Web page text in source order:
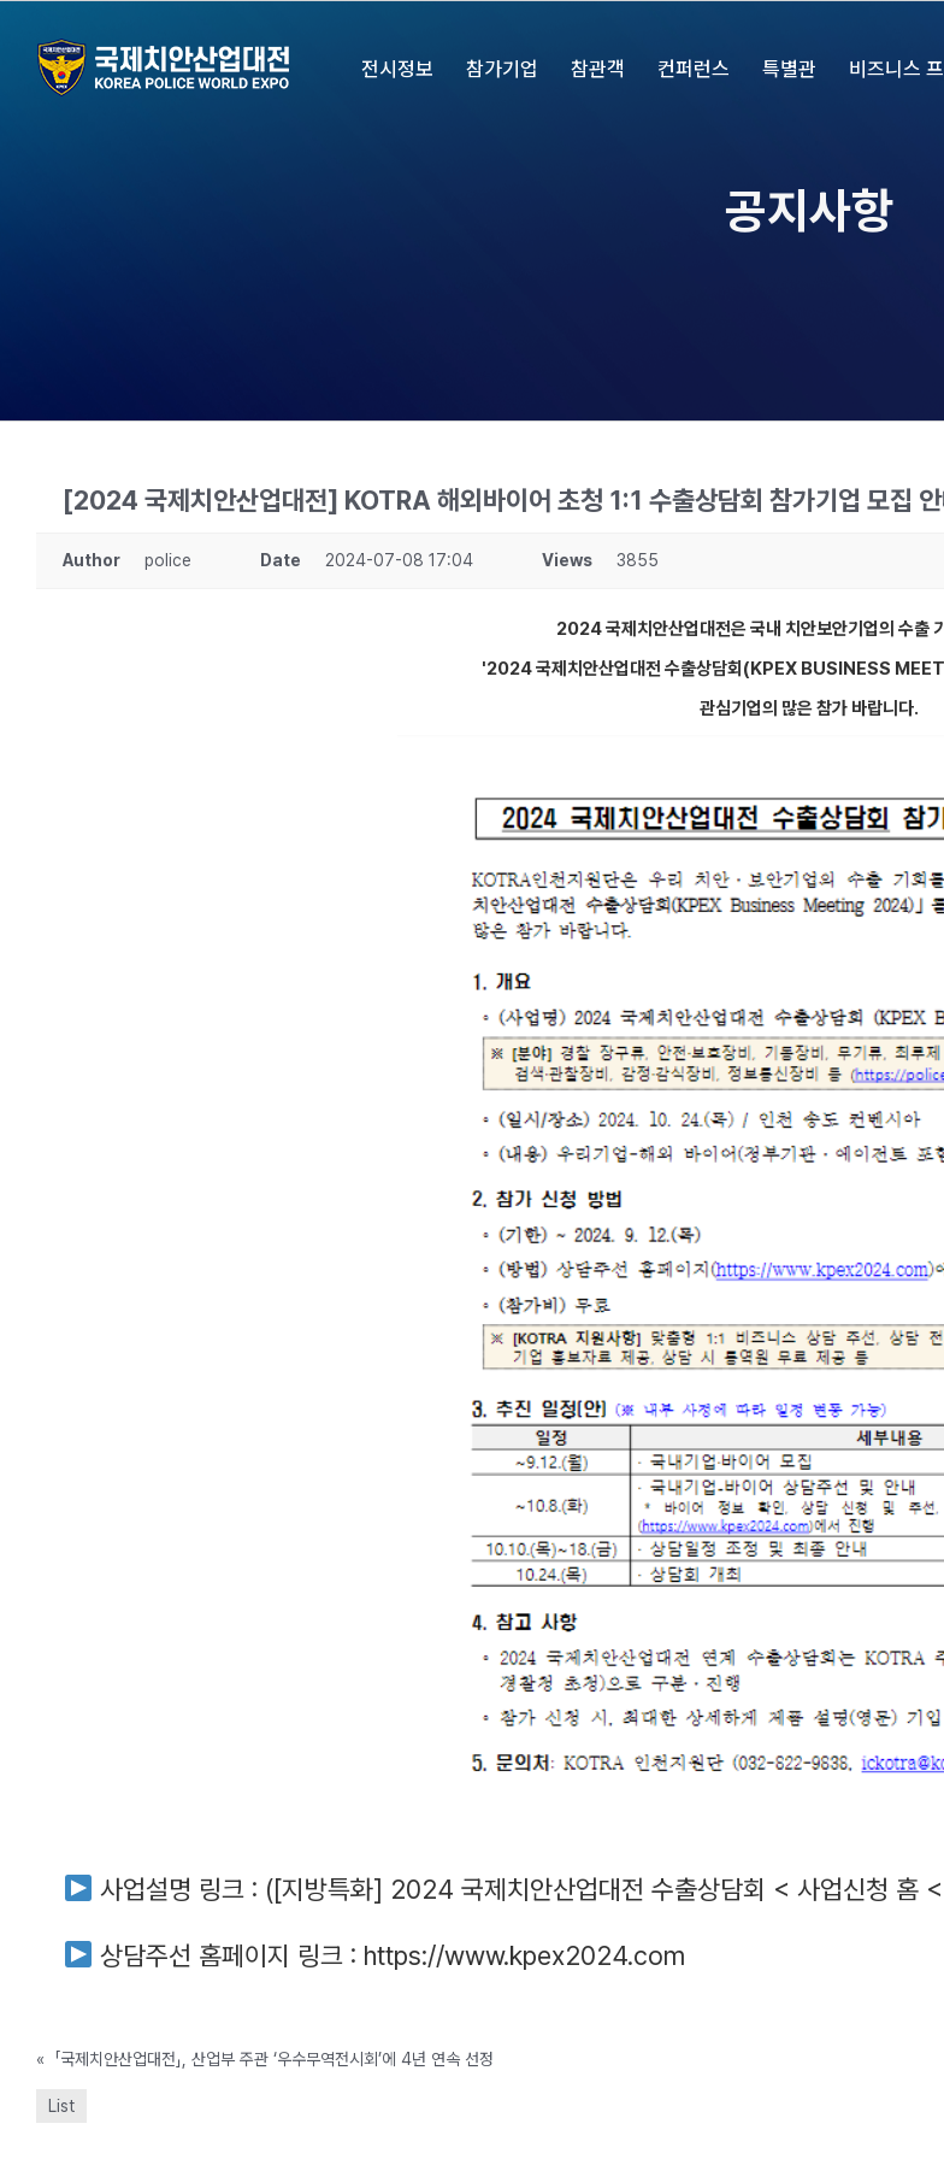
content
전시정보 참가기업 참관객 컨퍼런스 특별관 비즈니스
공지사항
[2024 국제치안산업대전] KOTRA 해외바이어 초청 1:1 수출상담회 참가기업 모집
Author police Date 2024-07-08 17:04 Views 3855
2024 국제치안산업대전은 국내 치안보안기업의 수출
'2024 국제치안산업대전 수출상담회(KPEX BUSINESS
관심기업의 많은 참가 바랍니다.
사업설명 링크 : ([지방특화] 2024 국제치안산업대전 수출상담회 < 사업신청
상담주선 홈페이지 링크 : https://www.kpex2024.com
« 「국제치안산업대전」, 산업부 주관 ‘우수무역전시회’에 4년 연속 선정
List